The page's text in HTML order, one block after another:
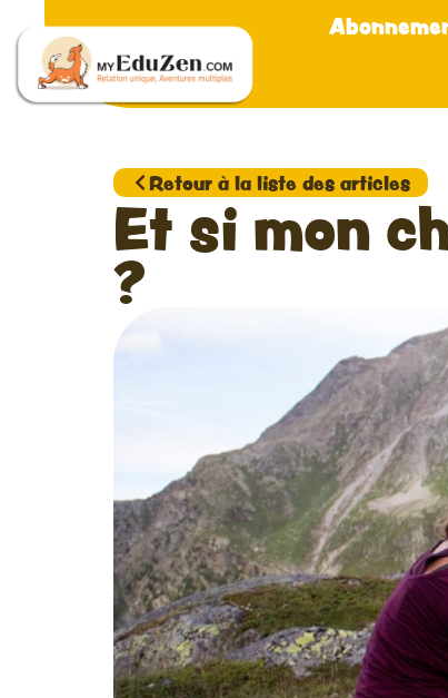
Retour à la liste des articles
Et si mon
?